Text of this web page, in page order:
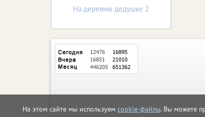
На этом сайте мы используем cookie-файлы. Вы можете
На деревню дедушке 2